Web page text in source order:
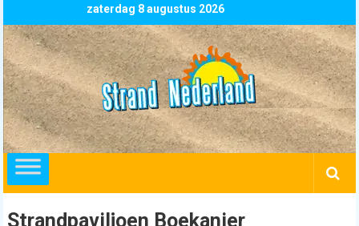
to
content
zaterdag 8 augustus 2026
Strand
Nederland
overzicht
alle
strandpaviljoens
strandtenten
Strandpaviljoen Boekanier